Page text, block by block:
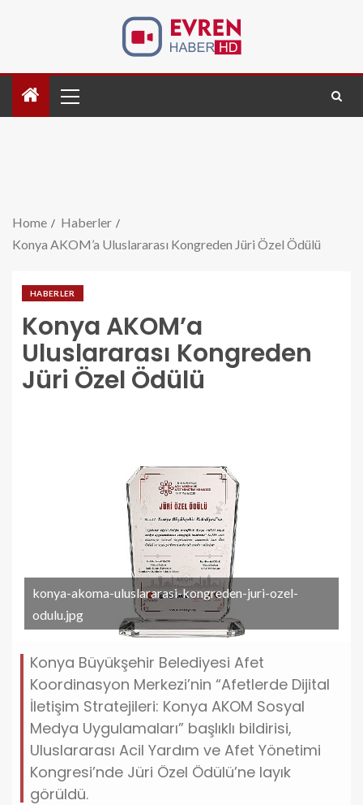
Home
Haberler
Konya AKOM’a Uluslararası Kongreden Jüri Özel Ödülü
HABERLER
Konya AKOM’a
Uluslararası Kongreden
Jüri Özel Ödülü
konya-akoma-uluslararasi-kongreden-juri-ozel-
odulu.jpg
Konya Büyükşehir Belediyesi Afet
Koordinasyon Merkezi’nin “Afetlerde Dijital
İletişim Stratejileri: Konya AKOM Sosyal
Medya Uygulamaları” başlıklı bildirisi,
Uluslararası Acil Yardım ve Afet Yönetimi
Kongresi’nde Jüri Özel Ödülü’ne layık
görüldü.